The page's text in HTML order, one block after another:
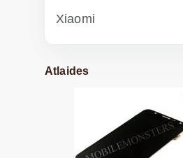
Xiaomi
Atlaides